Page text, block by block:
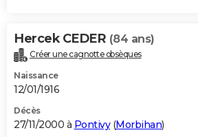
Hercek CEDER (84 ans)
Créer une cagnotte obsèques
Naissance
12/01/1916
Décès
27/11/2000 à Pontivy(Morbihan)